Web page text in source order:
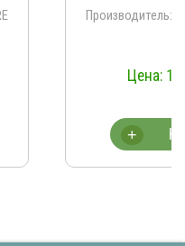
HEALTH CARE